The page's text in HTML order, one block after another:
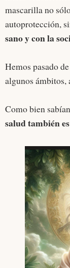
mascarilla no
autoprotección,
sano y con la
Hemos pasado
algunos ámbitos,
Como bien
salud también